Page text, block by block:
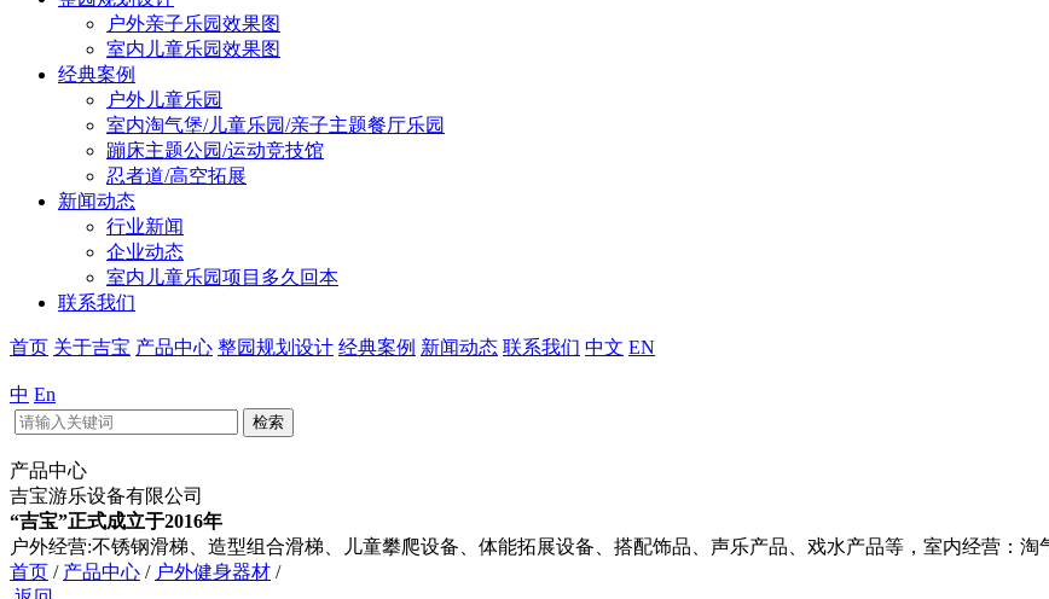
户外亲子乐园效果图
室内儿童乐园效果图
经典案例
户外儿童乐园
室内淘气堡/儿童乐园/亲子主题餐厅乐园
蹦床主题公园/运动竞技馆
忍者道/高空拓展
新闻动态
行业新闻
企业动态
室内儿童乐园项目多久回本
联系我们
首页 关于吉宝 产品中心 整园规划设计 经典案例 新闻动态 联系我们 中文 EN
中 En
检索
产品中心
吉宝游乐设备有限公司
“吉宝”正式成立于2016年
户外经营:不锈钢滑梯、造型组合滑梯、儿童攀爬设备、体能拓展设备、搭配饰品、声乐产品、戏水产品等，室内经营：淘
首页 / 产品中心 / 户外健身器材 /